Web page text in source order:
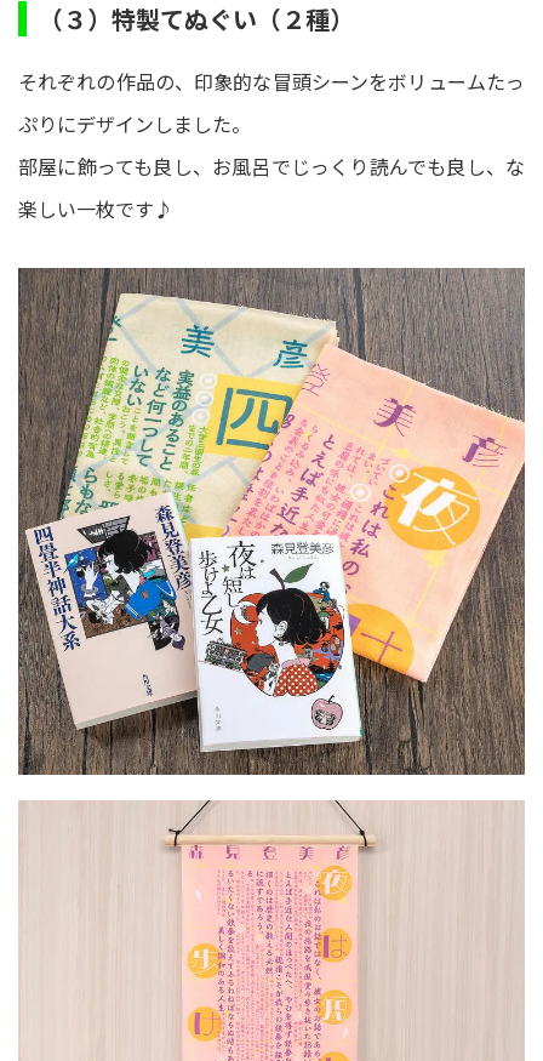
（３）特製てぬぐい（２種）
それぞれの作品の、印象的な冒頭シーンをボリュームたっ
ぷりにデザインしました。
部屋に飾っても良し、お風呂でじっくり読んでも良し、な
楽しい一枚です♪